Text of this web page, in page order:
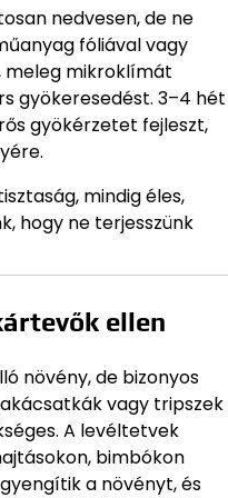
nedvesen, de ne
fóliával vagy
meleg mikroklímát
gyökeresedést. 3–4 hét
gyökérzetet fejleszt,
mindig éles,
hogy ne terjesszünk
ellen
növény, de bizonyos
vagy tripszek
A levéltetvek
bimbókon
a növényt, és